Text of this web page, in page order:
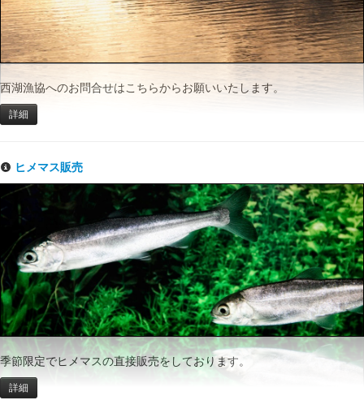
西湖漁協へのお問合せはこちらからお願いいたします。
詳細
ヒメマス販売
季節限定でヒメマスの直接販売をしております。
詳細